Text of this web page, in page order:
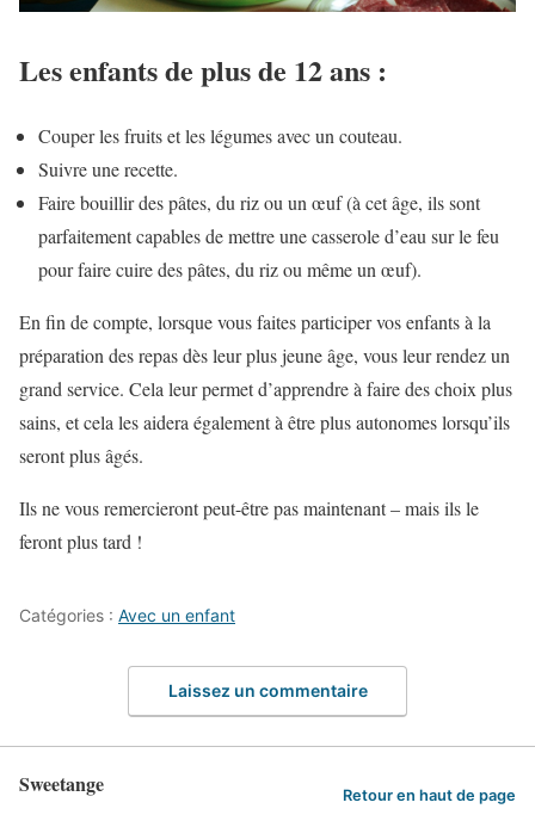
Les enfants de plus de 12 ans :
Couper les fruits et les légumes avec un couteau.
Suivre une recette.
Faire bouillir des pâtes, du riz ou un œuf (à cet âge, ils sont
parfaitement capables de mettre une casserole d’eau sur le feu
pour faire cuire des pâtes, du riz ou même un œuf).
En fin de compte, lorsque vous faites participer vos enfants à la
préparation des repas dès leur plus jeune âge, vous leur rendez un
grand service. Cela leur permet d’apprendre à faire des choix plus
sains, et cela les aidera également à être plus autonomes lorsqu’ils
seront plus âgés.
Ils ne vous remercieront peut-être pas maintenant – mais ils le
feront plus tard !
Catégories : Avec un enfant
Laissez un commentaire
Sweetange Retour en haut de page